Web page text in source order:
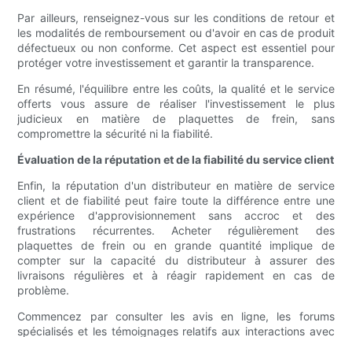
Par ailleurs, renseignez-vous sur les conditions de retour et
les modalités de remboursement ou d'avoir en cas de produit
défectueux ou non conforme. Cet aspect est essentiel pour
protéger votre investissement et garantir la transparence.
En résumé, l'équilibre entre les coûts, la qualité et le service
offerts vous assure de réaliser l'investissement le plus
judicieux en matière de plaquettes de frein, sans
compromettre la sécurité ni la fiabilité.
Évaluation de la réputation et de la fiabilité du service client
Enfin, la réputation d'un distributeur en matière de service
client et de fiabilité peut faire toute la différence entre une
expérience d'approvisionnement sans accroc et des
frustrations récurrentes. Acheter régulièrement des
plaquettes de frein ou en grande quantité implique de
compter sur la capacité du distributeur à assurer des
livraisons régulières et à réagir rapidement en cas de
problème.
Commencez par consulter les avis en ligne, les forums
spécialisés et les témoignages relatifs aux interactions avec